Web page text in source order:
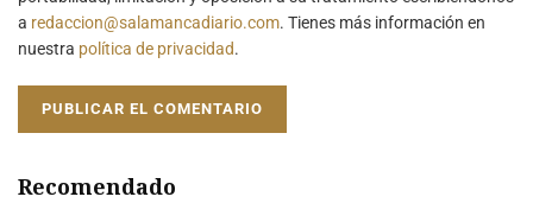
a redaccion@salamancadiario.com. Tienes más información en
nuestra política de privacidad.
Recomendado